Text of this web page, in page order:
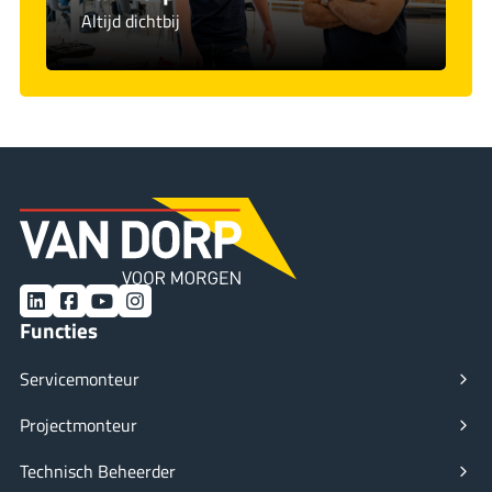
Altijd dichtbij
LinkedIn Facebook YouTube Instagram
Functies
Servicemonteur
Projectmonteur
Technisch Beheerder